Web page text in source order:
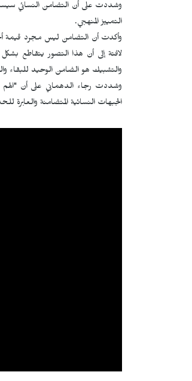
وشددت على أن التضامن النسائي سيستمر
التمييز المنهجي.
وأكدت أن التضامن ليس مجرد قيمة
لافتة إلى أن هذا التصور يتقاطع
والتشبيك هو الضامن الوحيد للبقاء
وشددت رجاء الدهماني على أن "الهم
الجبهات النسائية المتضامنة والعابرة